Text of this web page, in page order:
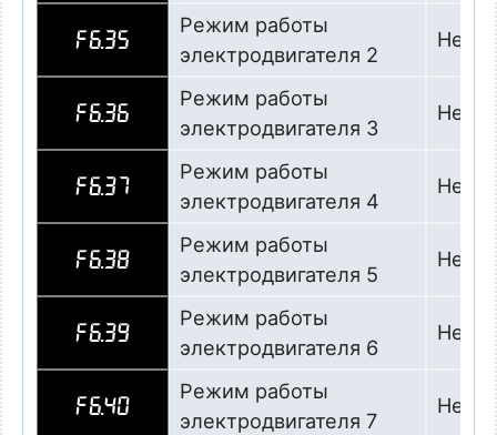
F6.35
Режим работы
электродвигателя 2
Не
F6.36
Режим работы
электродвигателя 3
Не
F6.37
Режим работы
электродвигателя 4
Не
F6.38
Режим работы
электродвигателя 5
Не
F6.39
Режим работы
электродвигателя 6
Не
F6.40
Режим работы
электродвигателя 7
Не